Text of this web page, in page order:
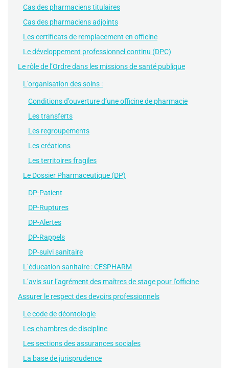
Cas des pharmaciens titulaires
Cas des pharmaciens adjoints
Les certificats de remplacement en officine
Le développement professionnel continu (DPC)
Le rôle de l’Ordre dans les missions de santé publique
L’organisation des soins :
Conditions d’ouverture d’une officine de pharmacie
Les transferts
Les regroupements
Les créations
Les territoires fragiles
Le Dossier Pharmaceutique (DP)
DP-Patient
DP-Ruptures
DP-Alertes
DP-Rappels
DP-suivi sanitaire
L’éducation sanitaire : CESPHARM
L’avis sur l’agrément des maîtres de stage pour l’officine
Assurer le respect des devoirs professionnels
Le code de déontologie
Les chambres de discipline
Les sections des assurances sociales
La base de jurisprudence